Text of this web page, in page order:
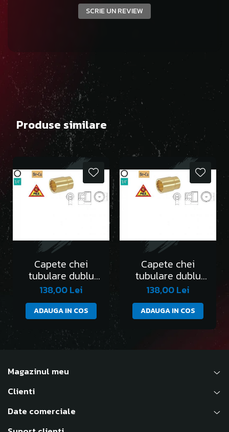
SCRIE UN REVIEW
Produse similare
Capete chei
tubulare dublu
hexagon 1/4” DH -
AEX-4mm
138,00 Lei
ADAUGA IN COS
Capete chei
tubulare dublu
hexagon 1/4” DH -
AEX-4.5mm
138,00 Lei
ADAUGA IN COS
Magazinul meu
Clienti
Date comerciale